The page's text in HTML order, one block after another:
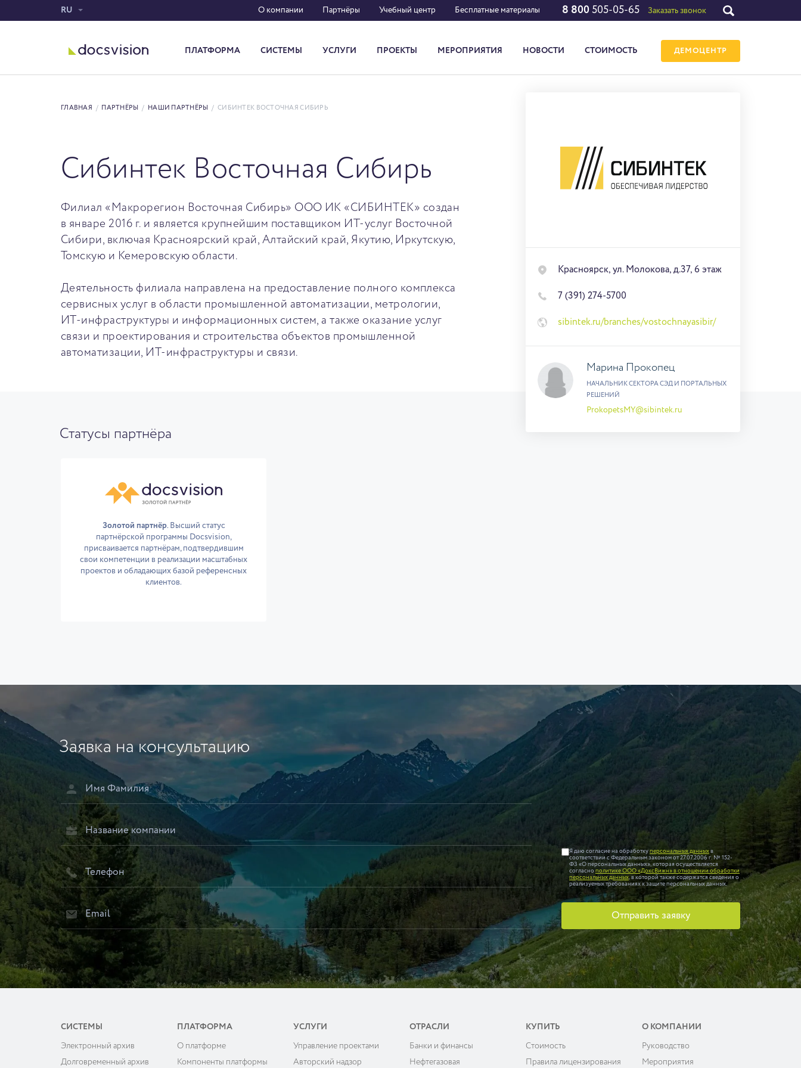
RU О компании Партнёры Учебный центр Бесплатные материалы 8 800 505-05-65 Заказать звонок
ПЛАТФОРМА СИСТЕМЫ УСЛУГИ ПРОЕКТЫ МЕРОПРИЯТИЯ НОВОСТИ СТОИМОСТЬ ДЕМОЦЕНТР
ГЛАВНАЯ / ПАРТНЁРЫ / НАШИ ПАРТНЁРЫ / СИБИНТЕК ВОСТОЧНАЯ СИБИРЬ
Сибинтек Восточная Сибирь
Филиал «Макрорегион Восточная Сибирь» ООО ИК «СИБИНТЕК» создан
в январе 2016 г. и является крупнейшим поставщиком ИТ-услуг Восточной
Сибири, включая Красноярский край, Алтайский край, Якутию, Иркутскую,
Томскую и Кемеровскую области.
Деятельность филиала направлена на предоставление полного комплекса
сервисных услуг в области промышленной автоматизации, метрологии,
ИТ-инфраструктуры и информационных систем, а также оказание услуг
связи и проектирования и строительства объектов промышленной
автоматизации, ИТ-инфраструктуры и связи.
Красноярск, ул. Молокова, д.37, 6 этаж
7 (391) 274-5700
sibintek.ru/branches/vostochnayasibir/
Марина Прокопец
НАЧАЛЬНИК СЕКТОРА СЭД И ПОРТАЛЬНЫХ
РЕШЕНИЙ
ProkopetsMY@sibintek.ru
Статусы партнёра
Золотой партнёр. Высший статус
партнёрской программы Docsvision,
присваивается партнёрам, подтвердившим
свои компетенции в реализации масштабных
проектов и обладающих базой референсных
клиентов.
Заявка на консультацию
Я даю согласие на обработку персональных данных в
соответствии с Федеральным законом от 27.07.2006 г. № 152-
ФЗ «О персональных данных», которая осуществляется
согласно политике ООО «ДоксВижн» в отношении обработки
персональных данных, в которой также содержатся сведения о
реализуемых требованиях к защите персональных данных.
Отправить заявку
СИСТЕМЫ
Электронный архив
Долговременный архив
ПЛАТФОРМА
О платформе
Компоненты платформы
УСЛУГИ
Управление проектами
Авторский надзор
ОТРАСЛИ
Банки и финансы
Нефтегазовая
КУПИТЬ
Cтоимость
Правила лицензирования
О КОМПАНИИ
Руководство
Мероприятия